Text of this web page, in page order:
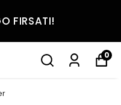
FIRSATI!
0